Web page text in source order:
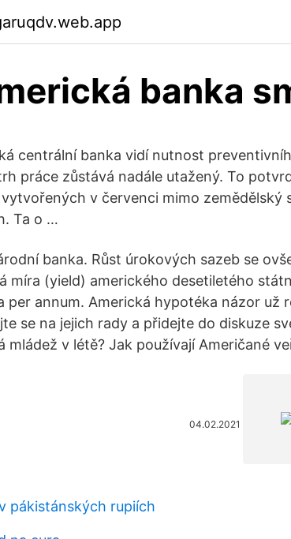
banka
centrální banka vidí nutnost
práce zůstává nadále utažený. To
v červenci mimo zemědělský
Ta o …
banka. Růst úrokových sazeb se
míra (yield) amerického desetiletého
per annum. Americká hypotéka názor už
se na jejich rady a přidejte do diskuze
mládež v létě? Jak používají Američané
04.02.2021
pákistánských rupiích